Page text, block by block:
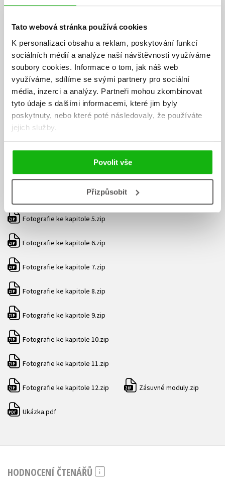
Tato webová stránka používá cookies
K personalizaci obsahu a reklam, poskytování funkcí
sociálních médií a analýze naší návštěvnosti využíváme
soubory cookies. Informace o tom, jak náš web
využíváme, sdílíme se svými partnery pro sociální
média, inzerci a analýzy. Partneři mohou zkombinovat
tyto údaje s dalšími informacemi, které jim byly
poskytnuty, nebo které poté následovaly, že používáte
jejich služby.
Povolit vše
Přizpůsobit
z oblasti open-source software, kam patří i program GIMP, již řadu let
využívá v redakci internetového časopisu LinuxEXPRES. Fotografování
je jeho velkým koníčkem, který ho přivedl ke členství ve Fotoklubu
Vsetín a sběratelství historické fototechniky. Je také autorem
úspěšné série článků na téma GIMP zveřejněných na
www.fotografovani.cz a www.grafika.cz. Další své texty pravidelně
publikuje na odborných portálech jako www.root.cz, www.linuxsoft.cz
a www.abclinuxu.cz.
Ke stažení
Fotografie ke kapitole 4.zip
ZIP Fotografie ke kapitole 5.zip
ZIP Fotografie ke kapitole 6.zip
ZIP Fotografie ke kapitole 7.zip
ZIP Fotografie ke kapitole 8.zip
ZIP Fotografie ke kapitole 9.zip
ZIP Fotografie ke kapitole 10.zip
ZIP Fotografie ke kapitole 11.zip
ZIP Fotografie ke kapitole 12.zip ZIP Zásuvné moduly.zip
PDF Ukázka.pdf
HODNOCENÍ ČTENÁŘŮ